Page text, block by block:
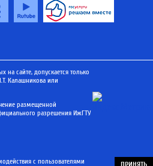
сайте, допускается только
Калашникова или
размещенной
разрешения ИжГТУ
с пользователями
ПРИНЯТЬ